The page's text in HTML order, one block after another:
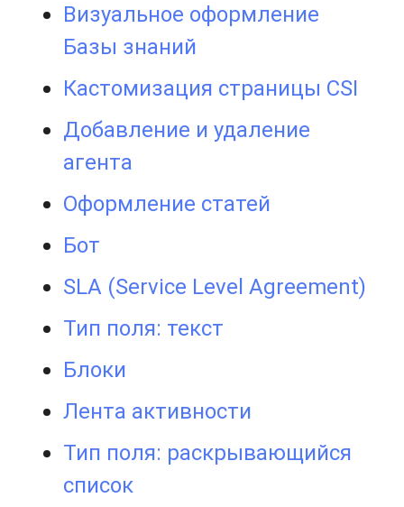
Визуальное оформление
Базы знаний
Кастомизация страницы CSI
Добавление и удаление
агента
Оформление статей
Бот
SLA (Service Level Agreement)
Тип поля: текст
Блоки
Лента активности
Тип поля: раскрывающийся
список